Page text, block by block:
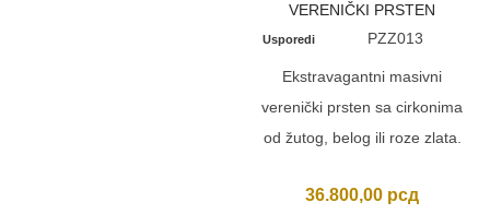
VERENIČKI PRSTEN
Usporedi PZZ013
Ekstravagantni masivni
verenički prsten sa cirkonima
od žutog, belog ili roze zlata.
36.800,00 рсд